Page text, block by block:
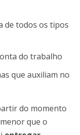
de todos os tipos
do trabalho
que auxiliam no
do momento
que o